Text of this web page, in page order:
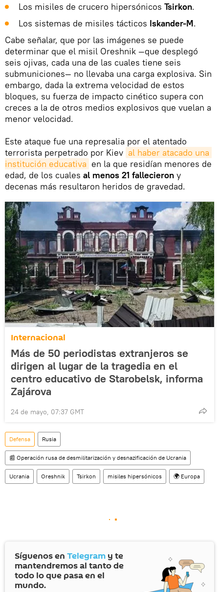
Los misiles de crucero hipersónicos Tsirkon.
Los sistemas de misiles tácticos Iskander-M.
Cabe señalar, que por las imágenes se puede
determinar que el misil Oreshnik —que desplegó
seis ojivas, cada una de las cuales tiene seis
submuniciones— no llevaba una carga explosiva. Sin
embargo, dada la extrema velocidad de estos
bloques, su fuerza de impacto cinético supera con
creces a la de otros medios explosivos que vuelan a
menor velocidad.
Este ataque fue una represalia por el atentado
terrorista perpetrado por Kiev al haber atacado una
institución educativa en la que residían menores de
edad, de los cuales al menos 21 fallecieron y
decenas más resultaron heridos de gravedad.
Internacional
Más de 50 periodistas extranjeros se
dirigen al lugar de la tragedia en el
centro educativo de Starobelsk, informa
Zajárova
24 de mayo, 07:37 GMT
Defensa Rusia
📰 Operación rusa de desmilitarización y desnazificación de Ucrania
Ucrania Oreshnik Tsirkon misiles hipersónicos 🌍 Europa
Síguenos en Telegram y te
mantendremos al tanto de
todo lo que pasa en el
mundo.